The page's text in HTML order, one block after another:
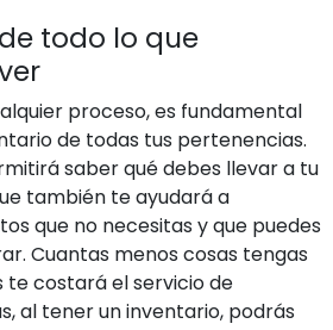
todo lo que
proceso, es fundamental
de todas tus pertenencias.
saber qué debes llevar a tu
también te ayudará a
que no necesitas y que puedes
Cuantas menos cosas tengas
te costará el servicio de
al tener un inventario, podrás